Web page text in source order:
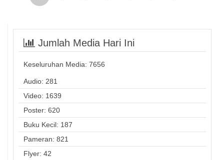
Jumlah Media Hari Ini
Keseluruhan Media: 7656
Audio: 281
Video: 1639
Poster: 620
Buku Kecil: 187
Pameran: 821
Flyer: 42